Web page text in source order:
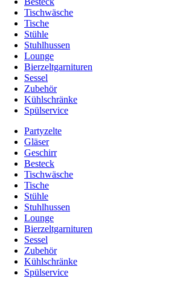
Tischwäsche
Tische
Stühle
Stuhlhussen
Lounge
Bierzeltgarnituren
Sessel
Zubehör
Kühlschränke
Spülservice
Partyzelte
Gläser
Geschirr
Besteck
Tischwäsche
Tische
Stühle
Stuhlhussen
Lounge
Bierzeltgarnituren
Sessel
Zubehör
Kühlschränke
Spülservice